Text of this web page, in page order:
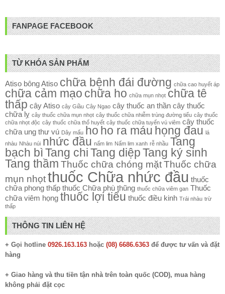
FANPAGE FACEBOOK
TỪ KHÓA SẢN PHẨM
Atiso bông Atiso chữa bệnh đái đường chữa cao huyết áp
chữa cảm mạo chữa ho chữa mụn nhọt chữa tê
thấp cây Atiso cây Giầu Cây Ngao cây thuốc an thần cây thuốc
chữa lỵ cây thuốc chữa mụn nhọt cây thuốc chữa nhiễm trùng đường tiểu cây thuốc
chữa nhọt độc cây thuốc chữa thổ huyết cây thuốc chữa tuyến vú viêm cây thuốc
chữa ung thư vú Dây mấu ho ho ra máu họng đau lá
nhàu Nhàu núi nhức đầu nấm lim Nấm lim xanh rễ nhầu Tang
bạch bì Tang chi Tang diệp Tang ký sinh
Tang thầm Thuốc chữa chóng mặtThuốc chữa
mụn nhọtthuốc Chữa nhức đầu thuốc
chữa phong thấp thuốc Chữa phù thũng thuốc chữa viêm gan Thuốc
chữa viêm họng thuốc lợi tiểu thuốc điều kinh Trái nhàu trừ
thấp
THÔNG TIN LIÊN HỆ
+ Gọi hotline 0926.163.163 hoặc (08) 6686.6363 để được tư vấn và đặt
hàng
+ Giao hàng và thu tiền tận nhà trên toàn quốc (COD), mua hàng
không phải đặt cọc